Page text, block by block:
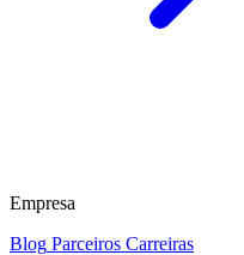
Empresa
Blog Parceiros Carreiras